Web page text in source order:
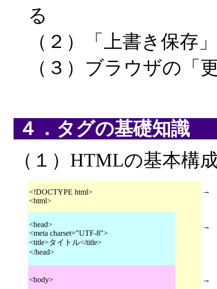
る
（２）「上書き保存
（３）ブラウザの「
４．タグの基礎知識
（１）HTMLの基本構
<!DOCTYPE html>
<html>
→
<head>
<meta charset="UTF-8">
<title>タイトル</title>
</head>
→
<body>
→